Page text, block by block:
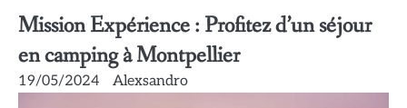
Mission Expérience : Profitez d’un séjour
en camping à Montpellier
19/05/2024 Alexsandro